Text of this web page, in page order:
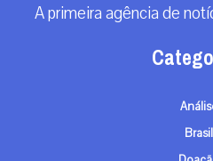
A primeira agência de
Brasil